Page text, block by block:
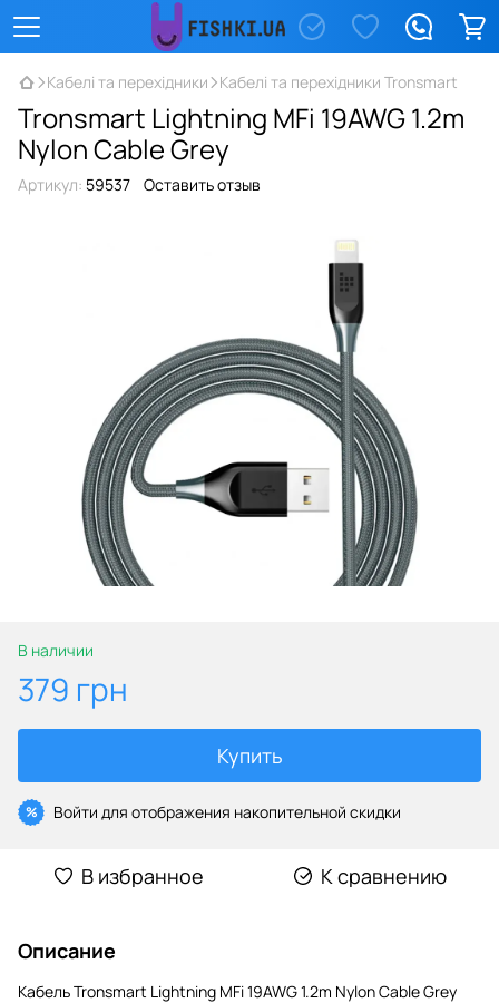
Кабелі та перехідники Кабелі та перехідники Tronsmart
Tronsmart Lightning MFi 19AWG 1.2m
Nylon Cable Grey
Артикул: 59537 Оставить отзыв
В наличии
379 грн
Купить
% Войти для отображения накопительной скидки
В избранное К сравнению
Описание
Кабель Tronsmart Lightning MFi 19AWG 1.2m Nylon Cable Grey